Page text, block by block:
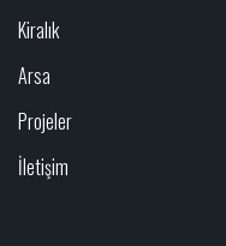
Kiralık
Arsa
Projeler
İletişim